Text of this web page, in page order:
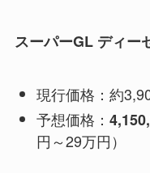
スーパーGL ディー
現行価格：約
予想価格：
円～29万円）